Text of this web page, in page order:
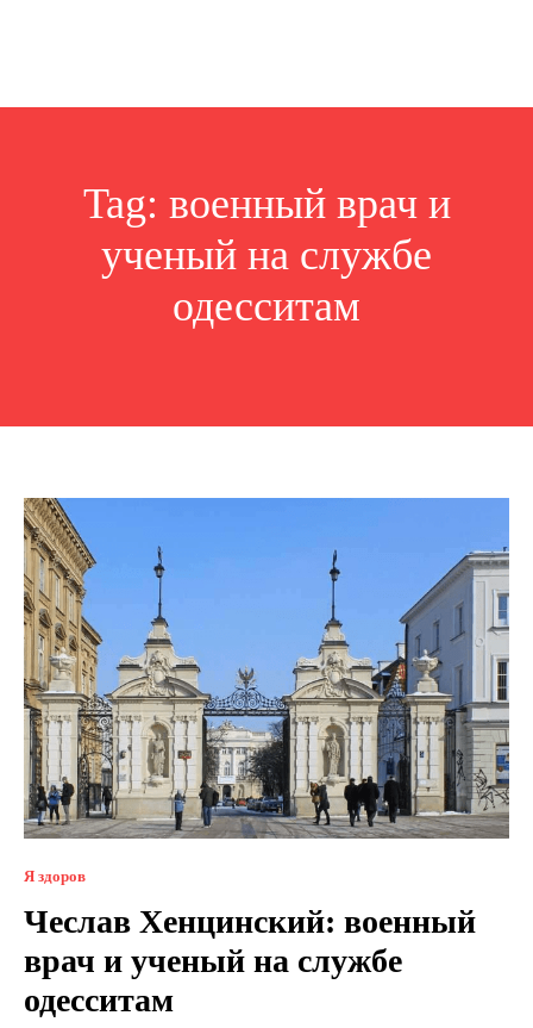
Tag: военный врач и
ученый на службе
одесситам
Я здоров
Чеслав Хенцинский: военный
врач и ученый на службе
одесситам